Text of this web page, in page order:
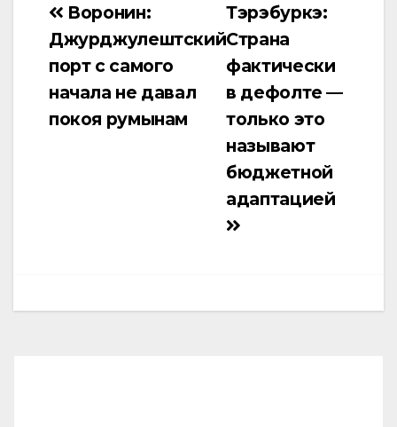
Навигация
по
Тэрэбуркэ:
Страна
фактически
в дефолте —
только это
называют
бюджетной
адаптацией
Воронин:
Джурджулештский
порт с самого
начала не давал
покоя румынам